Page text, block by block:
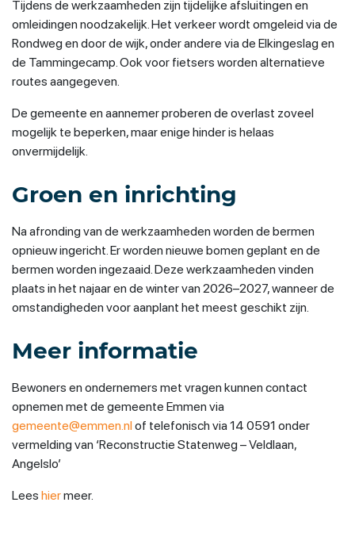
Tijdens de werkzaamheden zijn tijdelijke afsluitingen en
omleidingen noodzakelijk. Het verkeer wordt omgeleid via de
Rondweg en door de wijk, onder andere via de Elkingeslag en
de Tammingecamp. Ook voor fietsers worden alternatieve
routes aangegeven.
De gemeente en aannemer proberen de overlast zoveel
mogelijk te beperken, maar enige hinder is helaas
onvermijdelijk.
Groen en inrichting
Na afronding van de werkzaamheden worden de bermen
opnieuw ingericht. Er worden nieuwe bomen geplant en de
bermen worden ingezaaid. Deze werkzaamheden vinden
plaats in het najaar en de winter van 2026–2027, wanneer de
omstandigheden voor aanplant het meest geschikt zijn.
Meer informatie
Bewoners en ondernemers met vragen kunnen contact
opnemen met de gemeente Emmen via
gemeente@emmen.nlof telefonisch via 14 0591 onder
vermelding van ‘Reconstructie Statenweg – Veldlaan,
Angelslo’
Lees hiermeer.